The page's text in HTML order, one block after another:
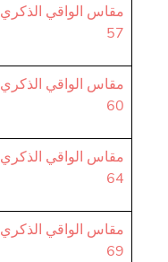
مقاس الواقي الذكري
57
مقاس الواقي الذكري
60
مقاس الواقي الذكري
64
مقاس الواقي الذكري
69